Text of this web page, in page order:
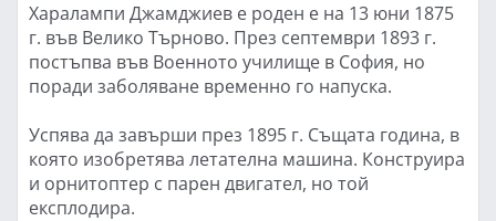
Харалампи Джамджиев е роден е на 13 юни 1875
г. във Велико Търново. През септември 1893 г.
постъпва във Военното училище в София, но
поради заболяване временно го напуска.
Успява да завърши през 1895 г. Същата година, в
която изобретява летателна машина. Конструира
и орнитоптер с парен двигател, но той
експлодира.